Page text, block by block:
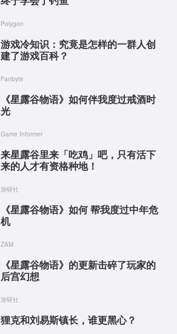
Polygon
游戏冷知识：究竟是怎样的一群人创
建了游戏百科？
Fanbyte
《星露谷物语》如何伴我度过戒酒时
光
Game Informer
来星露谷里来「吃鸡」吧，只有活下
来的人才有资格种地！
游研社
《星露谷物语》如何 帮我度过中年危
机
ZAM
《星露谷物语》的更新击碎了玩家的
后宫幻想
游研社
狸克和刘易斯镇长，谁更黑心？